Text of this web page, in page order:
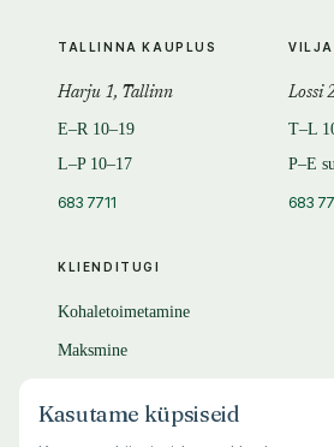
KLIENDITUGI
Kohaletoimetamine
Maksmine
KKK
TALLINNA KAUPLUS
Harju 1, Tallinn
E–R 10–19
L–P 10–17
683 7711
Lossi
T–L
P–E
683
Kasutame küpsiseid